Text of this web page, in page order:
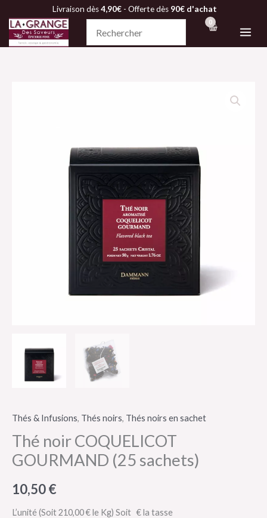
contenu
Livraison dès4,90€- Offerte dès 90€ d'achat
Thés & Infusions, Thés noirs, Thés noirs en sachet
Thé noir COQUELICOT
GOURMAND (25 sachets)
10,50€
L’unité (Soit 210,00 € le Kg) Soit € la tasse